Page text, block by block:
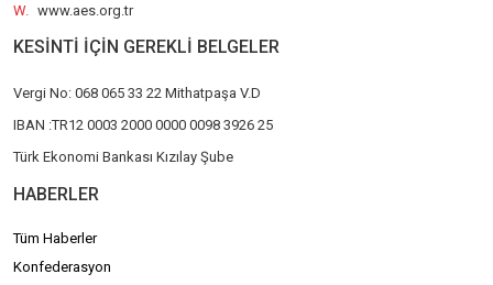
W.
www.aes.org.tr
KESİNTİ İÇİN GEREKLİ BELGELER
Vergi No: 068 065 33 22 Mithatpaşa V.D
IBAN :TR12 0003 2000 0000 0098 3926 25
Türk Ekonomi Bankası Kızılay Şube
HABERLER
Tüm Haberler
Konfederasyon